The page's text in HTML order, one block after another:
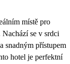
místě pro
se v srdci
snadným přístupem
hotel je perfektní